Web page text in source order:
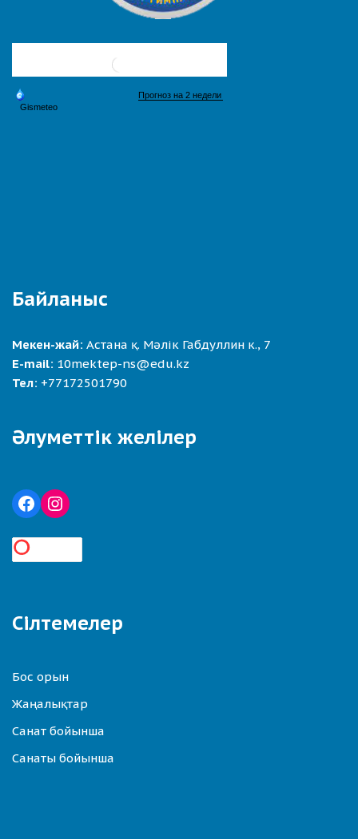
Байланыс
Мекен-жай: Астана қ. Мәлік Габдуллин к., 7
E-mail: 10mektep-ns@edu.kz
Тел: +77172501790
Әлуметтік желілер
Сілтемелер
Бос орын
Жаңалықтар
Санат бойынша
Санаты бойынша